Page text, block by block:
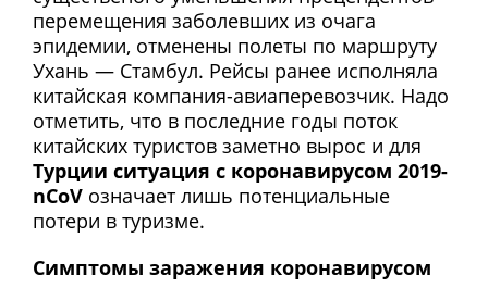
перемещения заболевших из очага
эпидемии, отменены полеты по маршруту
Ухань — Стамбул. Рейсы ранее исполняла
китайская компания-авиаперевозчик. Надо
отметить, что в последние годы поток
китайских туристов заметно вырос и для
Турции ситуация с коронавирусом 2019-
nCoV означает лишь потенциальные
потери в туризме.
Симптомы заражения коронавирусом